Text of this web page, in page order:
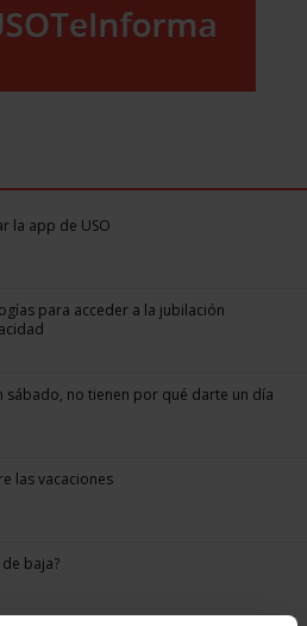
la app de USO
para acceder a la jubilación
sábado, no tienen por qué darte un día
las vacaciones
baja?